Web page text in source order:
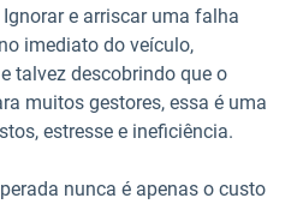
e arriscar uma falha
imediato do veículo,
talvez descobrindo que o
muitos gestores, essa é uma
estresse e ineficiência.
nunca é apenas o custo